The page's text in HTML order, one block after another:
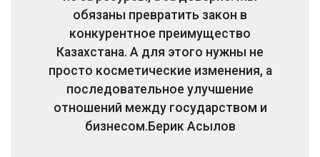
обязаны превратить закон в
конкурентное преимущество
Казахстана. А для этого нужны не
просто косметические изменения, а
последовательное улучшение
отношений между государством и
бизнесом. Берик Асылов